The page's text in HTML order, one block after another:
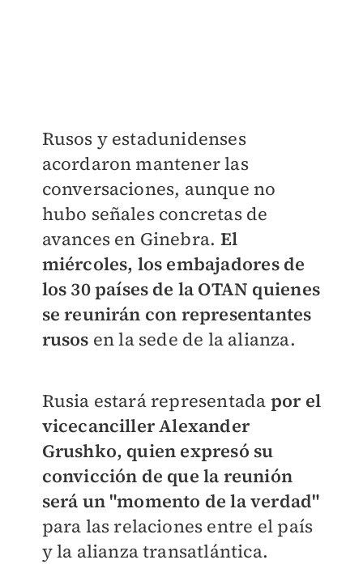
Rusos y estadunidenses
acordaron mantener las
conversaciones, aunque no
hubo señales concretas de
avances en Ginebra. El
miércoles, los embajadores de
los 30 países de la OTAN quienes
se reunirán con representantes
rusos en la sede de la alianza.
Rusia estará representada por el
vicecanciller Alexander
Grushko, quien expresó su
convicción de que la reunión
será un "momento de la verdad"
para las relaciones entre el país
y la alianza transatlántica.